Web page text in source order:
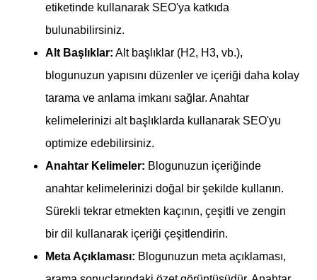
etiketinde kullanarak SEO'ya katkıda
bulunabilirsiniz.
Alt Başlıklar: Alt başlıklar (H2, H3, vb.),
blogunuzun yapısını düzenler ve içeriği daha kolay
tarama ve anlama imkanı sağlar. Anahtar
kelimelerinizi alt başlıklarda kullanarak SEO'yu
optimize edebilirsiniz.
Anahtar Kelimeler: Blogunuzun içeriğinde
anahtar kelimelerinizi doğal bir şekilde kullanın.
Sürekli tekrar etmekten kaçının, çeşitli ve zengin
bir dil kullanarak içeriği çeşitlendirin.
Meta Açıklaması: Blogunuzun meta açıklaması,